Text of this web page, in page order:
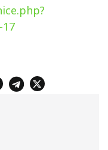
17